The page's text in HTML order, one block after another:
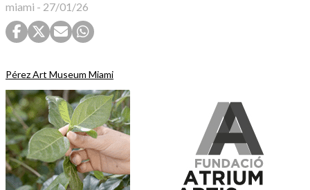
miami - 27/01/26
Pérez Art Museum Miami